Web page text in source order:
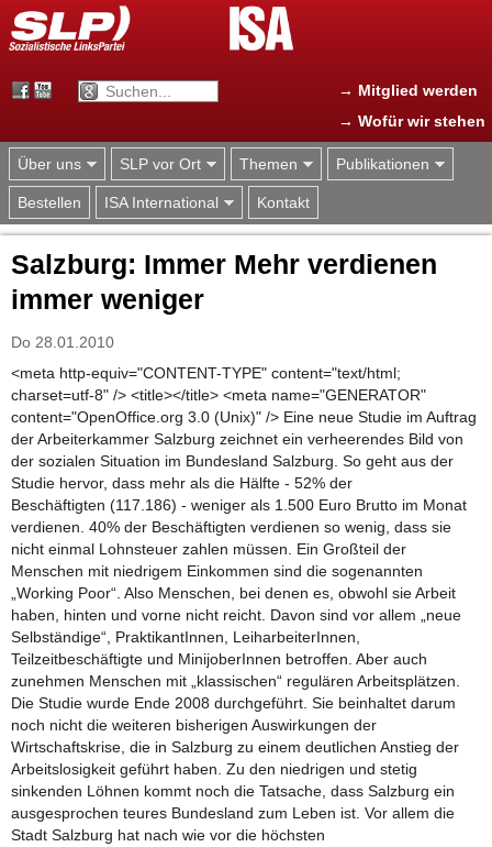
Jump to navigation
→ Mitglied werden
→ Wofür wir stehen
Über uns SLP vor Ort Themen Publikationen
Bestellen ISA International Kontakt
Salzburg: Immer Mehr verdienen
immer weniger
Do 28.01.2010
<meta http-equiv="CONTENT-TYPE" content="text/html;
charset=utf-8" /> <title></title> <meta name="GENERATOR"
content="OpenOffice.org 3.0 (Unix)" /> Eine neue Studie im Auftrag
der Arbeiterkammer Salzburg zeichnet ein verheerendes Bild von
der sozialen Situation im Bundesland Salzburg. So geht aus der
Studie hervor, dass mehr als die Hälfte - 52% der
Beschäftigten (117.186) - weniger als 1.500 Euro Brutto im Monat
verdienen. 40% der Beschäftigten verdienen so wenig, dass sie
nicht einmal Lohnsteuer zahlen müssen. Ein Großteil der
Menschen mit niedrigem Einkommen sind die sogenannten
„Working Poor“. Also Menschen, bei denen es, obwohl sie Arbeit
haben, hinten und vorne nicht reicht. Davon sind vor allem „neue
Selbständige“, PraktikantInnen, LeiharbeiterInnen,
Teilzeitbeschäftigte und MinijoberInnen betroffen. Aber auch
zunehmen Menschen mit „klassischen“ regulären Arbeitsplätzen.
Die Studie wurde Ende 2008 durchgeführt. Sie beinhaltet darum
noch nicht die weiteren bisherigen Auswirkungen der
Wirtschaftskrise, die in Salzburg zu einem deutlichen Anstieg der
Arbeitslosigkeit geführt haben. Zu den niedrigen und stetig
sinkenden Löhnen kommt noch die Tatsache, dass Salzburg ein
ausgesprochen teures Bundesland zum Leben ist. Vor allem die
Stadt Salzburg hat nach wie vor die höchsten